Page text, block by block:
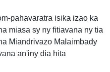
pahavaratra isika izao ka
miasa sy ny fitiavana ny tia
Miandrivazo Malaimbady
an'iny dia hita